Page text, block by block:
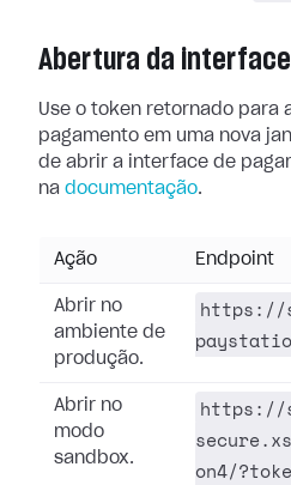
Abertura da
Use o token retornado para
pagamento em uma nova
de abrir a interface de
na documentação.
Ação Endpoint
Abrir no
ambiente de
produção.
https://
Abrir no
modo
sandbox.
https://
on4/